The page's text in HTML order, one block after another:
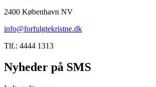
2400 København NV
info@forfulgtekristne.dk
Tlf.: 4444 1313
Nyheder på SMS